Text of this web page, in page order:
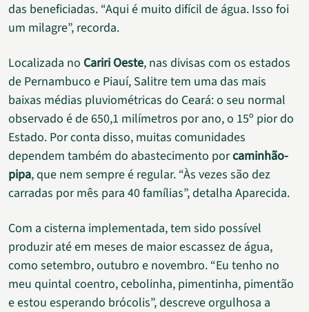
das beneficiadas. “Aqui é muito difícil de água. Isso foi
um milagre”, recorda.
Localizada no Cariri Oeste, nas divisas com os estados
de Pernambuco e Piauí, Salitre tem uma das mais
baixas médias pluviométricas do Ceará: o seu normal
observado é de 650,1 milímetros por ano, o 15º pior do
Estado. Por conta disso, muitas comunidades
dependem também do abastecimento porcaminhão-
pipa, que nem sempre é regular. “Às vezes são dez
carradas por mês para 40 famílias”, detalha Aparecida.
Com a cisterna implementada, tem sido possível
produzir até em meses de maior escassez de água,
como setembro, outubro e novembro. “Eu tenho no
meu quintal coentro, cebolinha, pimentinha, pimentão
e estou esperando brócolis”, descreve orgulhosa a